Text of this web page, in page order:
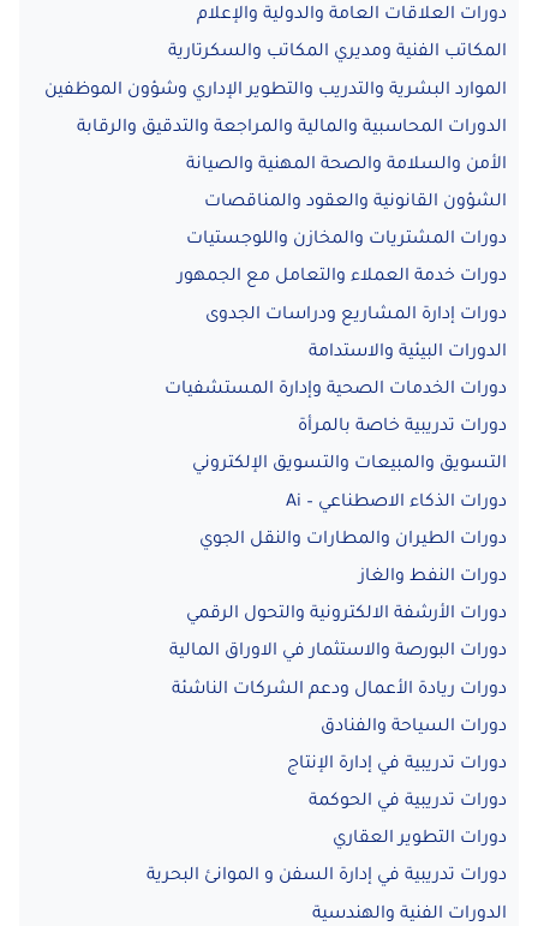
دورات العلاقات العامة والدولية والإعلام
المكاتب الفنية ومديري المكاتب والسكرتارية
الموارد البشرية والتدريب والتطوير الإداري وشؤون الموظفين
الدورات المحاسبية والمالية والمراجعة والتدقيق والرقابة
الأمن والسلامة والصحة المهنية والصيانة
الشؤون القانونية والعقود والمناقصات
دورات المشتريات والمخازن واللوجستيات
دورات خدمة العملاء والتعامل مع الجمهور
دورات إدارة المشاريع ودراسات الجدوى
الدورات البيئية والاستدامة
دورات الخدمات الصحية وإدارة المستشفيات
دورات تدريبية خاصة بالمرأة
التسويق والمبيعات والتسويق الإلكتروني
دورات الذكاء الاصطناعي – Ai
دورات الطيران والمطارات والنقل الجوي
دورات النفط والغاز
دورات الأرشفة الالكترونية والتحول الرقمي
دورات البورصة والاستثمار في الاوراق المالية
دورات ريادة الأعمال ودعم الشركات الناشئة
دورات السياحة والفنادق
دورات تدريبية في إدارة الإنتاج
دورات تدريبية في الحوكمة
دورات التطوير العقاري
دورات تدريبية في إدارة السفن و الموانئ البحرية
الدورات الفنية والهندسية